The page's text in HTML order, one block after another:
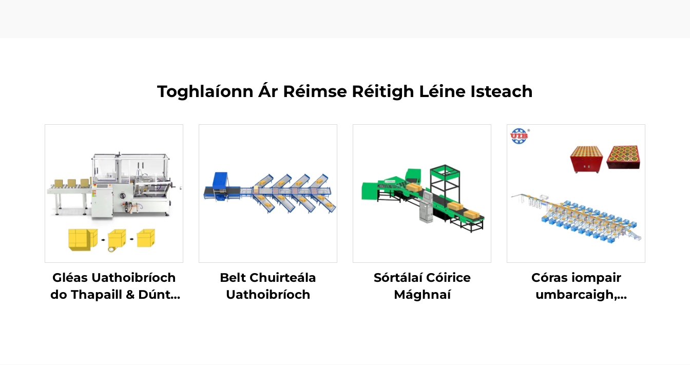
Toghlaíonn Ár Réimse Réitigh Léine Isteach
Gléas Uathoibríoch
do Thapaill & Dúnta
Belt Chuirteála
Uathoibríoch
Sórtálaí Cóirice
Mághnaí
Córas iompair
umbarcaigh,